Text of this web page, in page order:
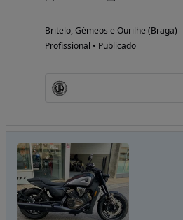
Britelo, Gémeos e Ourilhe (Braga)
Profissional • Publicado